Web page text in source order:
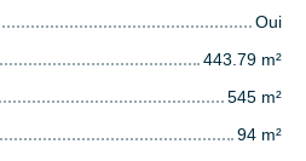
Oui
443.79 m²
545 m²
94 m²